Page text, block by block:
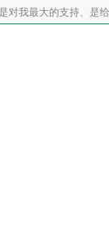
对我最大的支持、是